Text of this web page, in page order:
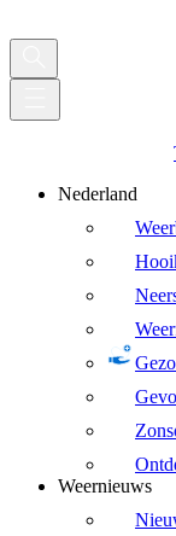
Nederland
Weernieuws